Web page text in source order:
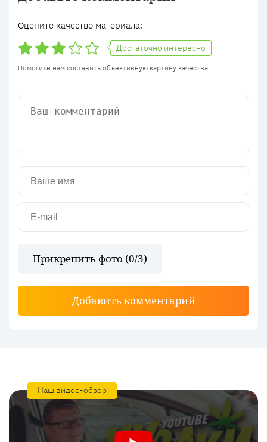
Оцените качество материала:
Достаточно интересно
Помогите нам составить объективную картину качества
Прикрепить фото (0/3)
Добавить комментарий
Наш видео-обзор